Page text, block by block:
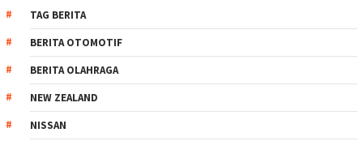
TAG BERITA
BERITA OTOMOTIF
BERITA OLAHRAGA
NEW ZEALAND
NISSAN